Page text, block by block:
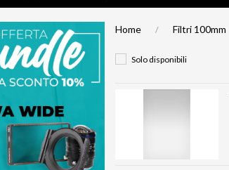
Home Filtri 100mm
Solo disponibili